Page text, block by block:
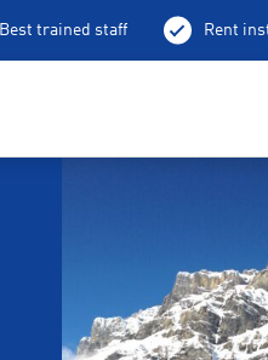
Best trained staff Rent